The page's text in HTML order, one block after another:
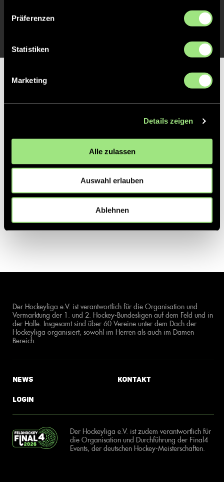
Präferenzen
Statistiken
Marketing
Details zeigen
Alle zulassen
Auswahl erlauben
Ablehnen
1' TOR 0:1, FELDTOR
Partner
Der Hockeyliga e.V. ist verantwortlich für die Organisation und
Vermarktung der 1. und 2. Hockey-Bundesligen auf dem Feld und in
der Halle. Insgesamt sind über 60 Vereine unter dem Dach der
Hockeyliga organisiert, sowohl im Herren als auch im Damen
Bereich.
News
Login
Kontakt
Der Hockeyliga e.V. ist zudem verantwortlich für
die Organisation und Durchführung der Final4
Events, der deutschen Hockey-Meisterschaften.